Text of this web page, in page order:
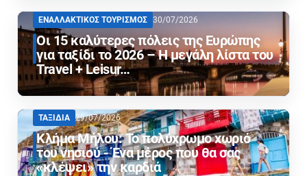
ΕΝΑΛΛΑΚΤΙΚΟΣ ΤΟΥΡΙΣΜΟΣ 30/07/2026
Οι 15 καλύτερες πόλεις της Ευρώπης
για ταξίδι το 2026 – Η μεγάλη λίστα του
Travel + Leisur…
ΤΑΞΙΔΙΑ 29/07/2026
Κλήμα Μήλου: Το πολύχρωμο χωριό
του νησιού - Ένα μέρος που θα σας
«κλέψει» την καρδιά